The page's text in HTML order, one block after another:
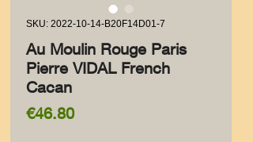
SKU: 2022-10-14-B20F14D01-7
Au Moulin Rouge Paris
Pierre VIDAL French
Cacan
€46.80Price